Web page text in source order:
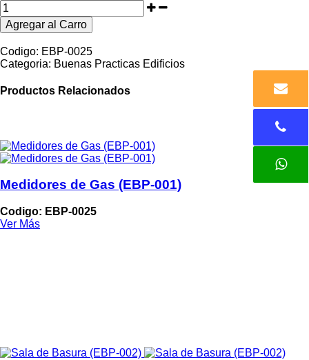
Agregar al Carro
Codigo: EBP-0025
Categoria: Buenas Practicas Edificios
Productos Relacionados
Medidores de Gas (EBP-001)
Codigo: EBP-0025
Ver Más